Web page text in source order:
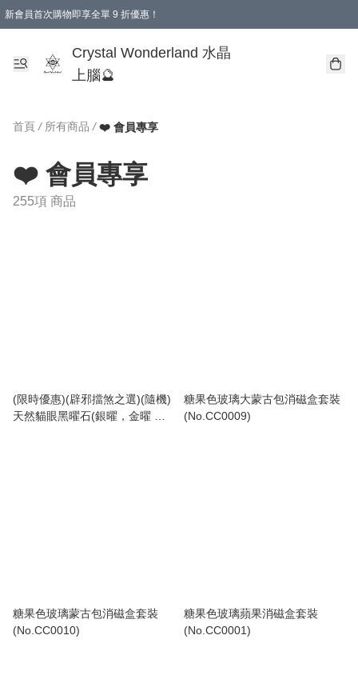
新會員首次購物即享全單 9 折優惠！
Crystal Wonderland 水晶
上腦🔮
首頁 / 所有商品 / ❤️ 會員專享
❤️ 會員專享
255項 商品
(限時優惠)(辟邪擋煞之選)(隨機)
天然貓眼黑曜石(銀曜，金曜 ＆
糖果色玻璃大蒙古包消磁盒套裝
(No.CC0009)
糖果色玻璃蒙古包消磁盒套裝
(No.CC0010)
糖果色玻璃蘋果消磁盒套裝
(No.CC0001)